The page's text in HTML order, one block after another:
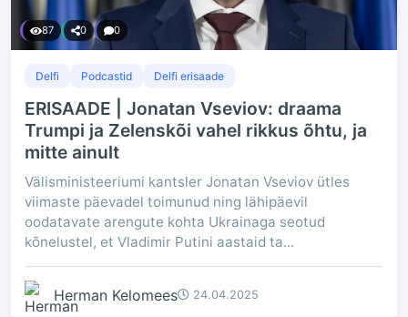
87 0 0
Delfi Podcastid Delfi erisaade
ERISAADE | Jonatan Vseviov: draama
Trumpi ja Zelenskõi vahel rikkus õhtu, ja
mitte ainult
Välisministeeriumi kantsler Jonatan Vseviov ütles
viimaste päevadel toimunud ning lähipäevil
oodatavate arengute kohta Ukrainaga seotud
kõnelustel, et Vladimir Putini aastaid ta...
Herman Kelomees 24.04.2025